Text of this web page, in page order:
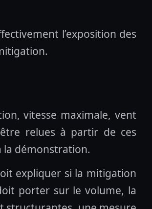
l’exposition des
vitesse maximale, vent
relues à partir de ces
la démonstration.
expliquer si la mitigation
porter sur le volume, la